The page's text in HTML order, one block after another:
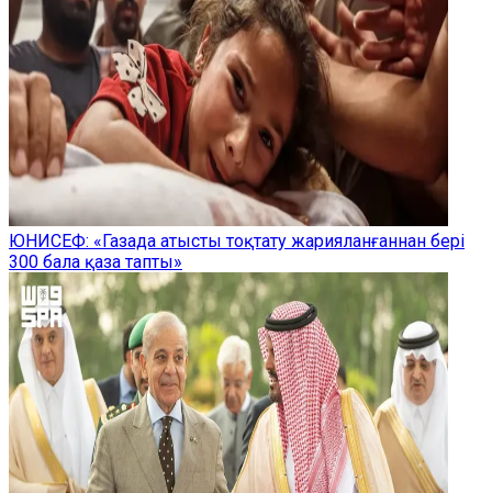
ЮНИСЕФ: «Газада атысты тоқтату жарияланғаннан бері
300 бала қаза тапты»